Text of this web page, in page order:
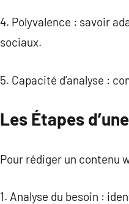
4. Polyvalence : savoir
sociaux.
5. Capacité d’analyse :
Les Étapes
Pour rédiger un contenu
1. Analyse du besoin :